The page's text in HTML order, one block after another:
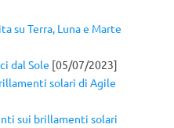
su Terra, Luna e Marte
dal Sole [05/07/2023]
solari di Agile
sui brillamenti solari